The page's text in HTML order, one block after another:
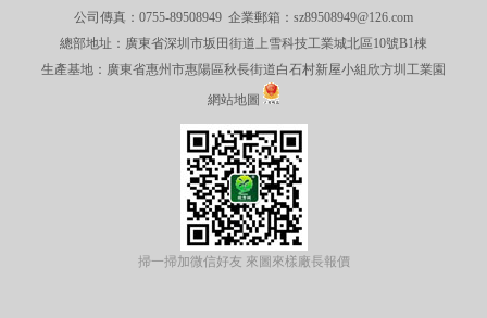
公司傳真：0755-89508949 企業郵箱：sz89508949@126.com
總部地址：廣東省深圳市坂田街道上雪科技工業城北區10號B1棟
生產基地：廣東省惠州市惠陽區秋長街道白石村新屋小組欣方圳工業園
網站地圖
掃一掃加微信好友 來圖來樣廠長報價